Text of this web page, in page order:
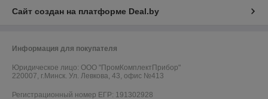
Сайт создан на платформе Deal.by
Информация для покупателя
Юридическое лицо: ООО "ПромКомплектПрибор"
220007, г.Минск. Ул. Левкова, 43, офис №413
Регистрационный номер ЕГР: 191302928